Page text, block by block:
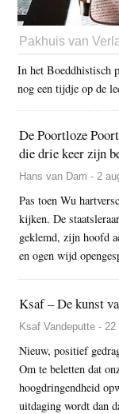
Pakhuis van
In het Boeddhistisch
nog een tijdje op de
De Poortloze
die drie keer zijn
Hans van Dam - 2
Pas toen Wu
kijken. De
geklemd, zijn hoofd
en ogen wijd
Ksaf – De kunst
Ksaf Vandeputte - 22
Nieuw, positief
Om te beletten dat
hoogdringendheid
uitdaging wordt dan